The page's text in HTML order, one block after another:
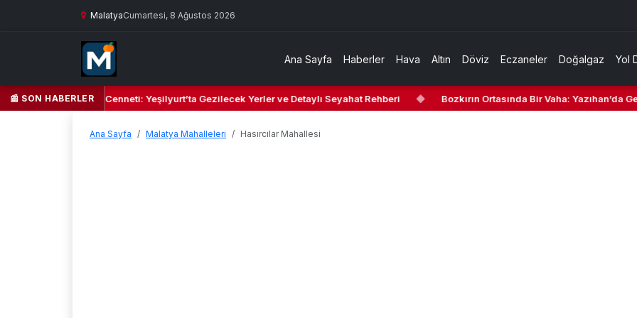
MalatyaCumartesi, 8 Ağustos 2026
Ana Sayfa Haberler Hava Altın Döviz Eczaneler Doğalgaz Yol
📰 SON HABERLER
Yeşil Kalbi ve Kültür Cenneti: Yeşilyurt’ta Gezilecek Yerler ve Detaylı Seyahat Rehberi ◆ Bozkırın Ortasında Bir Vaha: Yazıhan’da
Ana Sayfa Malatya Mahalleleri Hasırcılar Mahallesi